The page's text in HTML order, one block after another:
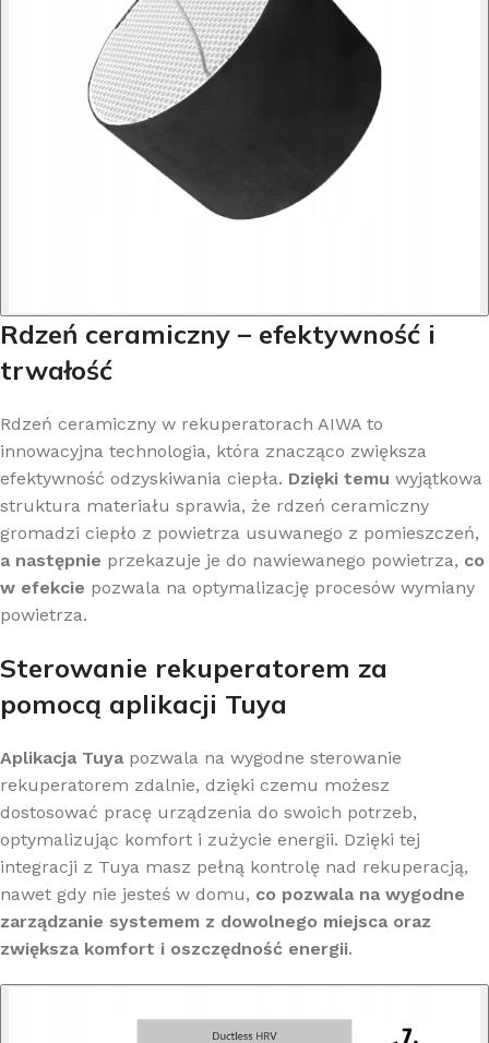
Rdzeń ceramiczny – efektywność i
trwałość
Rdzeń ceramiczny w rekuperatorach AIWA to
innowacyjna technologia, która znacząco zwiększa
efektywność odzyskiwania ciepła. Dzięki temu wyjątkowa
struktura materiału sprawia, że rdzeń ceramiczny
gromadzi ciepło z powietrza usuwanego z pomieszczeń,
a następnie przekazuje je do nawiewanego powietrza, co
w efekcie pozwala na optymalizację procesów wymiany
powietrza.
Sterowanie rekuperatorem za
pomocą aplikacji Tuya
Aplikacja Tuya pozwala na wygodne sterowanie
rekuperatorem zdalnie, dzięki czemu możesz
dostosować pracę urządzenia do swoich potrzeb,
optymalizując komfort i zużycie energii. Dzięki tej
integracji z Tuya masz pełną kontrolę nad rekuperacją,
nawet gdy nie jesteś w domu, co pozwala na wygodne
zarządzanie systemem z dowolnego miejsca oraz
zwiększa komfort i oszczędność energii.